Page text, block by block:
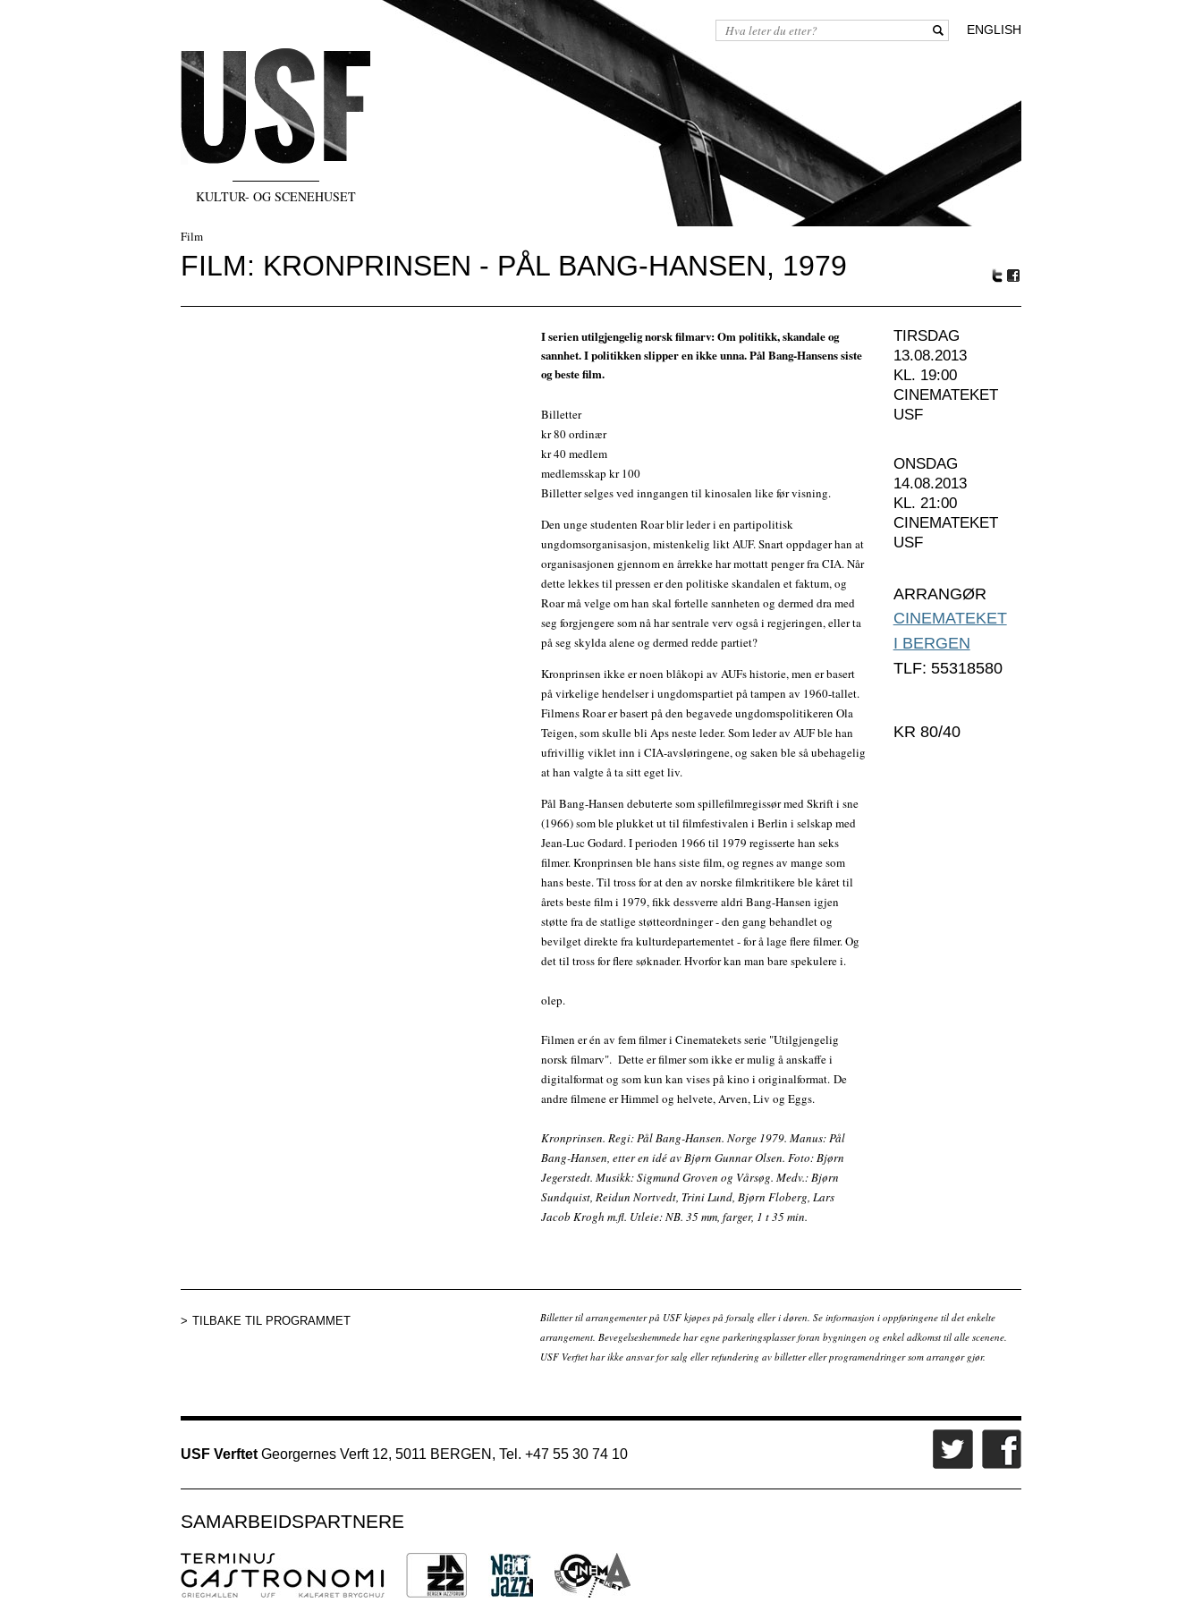
KULTUR- OG SCENEHUSET
ENGLISH
Film
FILM: KRONPRINSEN - PÅL BANG-HANSEN, 1979
I serien utilgjengelig norsk filmarv: Om politikk, skandale og
sannhet. I politikken slipper en ikke unna. Pål Bang-Hansens siste
og beste film.
Billetter
kr 80 ordinær
kr 40 medlem
medlemsskap kr 100
Billetter selges ved inngangen til kinosalen like før visning.
Den unge studenten Roar blir leder i en partipolitisk
ungdomsorganisasjon, mistenkelig likt AUF. Snart oppdager han at
organisasjonen gjennom en årrekke har mottatt penger fra CIA. Når
dette lekkes til pressen er den politiske skandalen et faktum, og
Roar må velge om han skal fortelle sannheten og dermed dra med
seg forgjengere som nå har sentrale verv også i regjeringen, eller ta
på seg skylda alene og dermed redde partiet?
Kronprinsen ikke er noen blåkopi av AUFs historie, men er basert
på virkelige hendelser i ungdomspartiet på tampen av 1960-tallet.
Filmens Roar er basert på den begavede ungdomspolitikeren Ola
Teigen, som skulle bli Aps neste leder. Som leder av AUF ble han
ufrivillig viklet inn i CIA-avsløringene, og saken ble så ubehagelig
at han valgte å ta sitt eget liv.
Pål Bang-Hansen debuterte som spillefilmregissør med Skrift i sne
(1966) som ble plukket ut til filmfestivalen i Berlin i selskap med
Jean-Luc Godard. I perioden 1966 til 1979 regisserte han seks
filmer. Kronprinsen ble hans siste film, og regnes av mange som
hans beste. Til tross for at den av norske filmkritikere ble kåret til
årets beste film i 1979, fikk dessverre aldri Bang-Hansen igjen
støtte fra de statlige støtteordninger - den gang behandlet og
bevilget direkte fra kulturdepartementet - for å lage flere filmer. Og
det til tross for flere søknader. Hvorfor kan man bare spekulere i.
olep.
Filmen er én av fem filmer i Cinematekets serie "Utilgjengelig
norsk filmarv". Dette er filmer som ikke er mulig å anskaffe i
digitalformat og som kun kan vises på kino i originalformat. De
andre filmene er Himmel og helvete, Arven, Liv og Eggs.
Kronprinsen. Regi: Pål Bang-Hansen. Norge 1979. Manus: Pål
Bang-Hansen, etter en idé av Bjørn Gunnar Olsen. Foto: Bjørn
Jegerstedt. Musikk: Sigmund Groven og Vårsøg. Medv.: Bjørn
Sundquist, Reidun Nortvedt, Trini Lund, Bjørn Floberg, Lars
Jacob Krogh m.fl. Utleie: NB. 35 mm, farger, 1 t 35 min.
TIRSDAG
13.08.2013
KL. 19:00
CINEMATEKET
USF
ONSDAG
14.08.2013
KL. 21:00
CINEMATEKET
USF
ARRANGØR
CINEMATEKET
I BERGEN
TLF: 55318580
KR 80/40
TILBAKE TIL PROGRAMMET
Billetter til arrangementer på USF kjøpes på forsalg eller i døren. Se informasjon i oppføringene til det enkelte
arrangement. Bevegelseshemmede har egne parkeringsplasser foran bygningen og enkel adkomst til alle scenene.
USF Verftet har ikke ansvar for salg eller refundering av billetter eller programendringer som arrangør gjør.
USF Verftet Georgernes Verft 12, 5011 BERGEN, Tel. +47 55 30 74 10
SAMARBEIDSPARTNERE